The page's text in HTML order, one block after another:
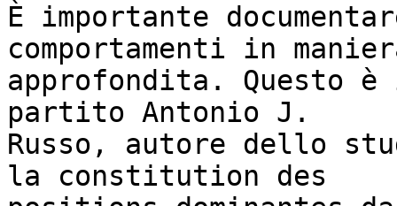
È importante
comportamenti in
approfondita. Questo
partito Antonio J.
Russo, autore dello
la constitution des